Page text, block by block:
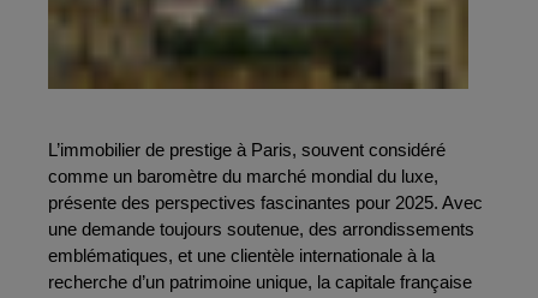
L’immobilier de prestige à Paris, souvent considéré
comme un baromètre du marché mondial du luxe,
présente des perspectives fascinantes pour 2025. Avec
une demande toujours soutenue, des arrondissements
emblématiques, et une clientèle internationale à la
recherche d’un patrimoine unique, la capitale française